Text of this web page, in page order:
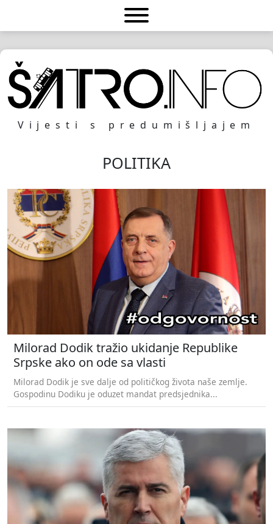
Vijesti s predumišljajem
POLITIKA
Milorad Dodik tražio ukidanje Republike
Srpske ako on ode sa vlasti
Milorad Dodik je sve dalje od političkog života naše zemlje.
Gospodinu Dodiku je oduzet mandat predsjednika...